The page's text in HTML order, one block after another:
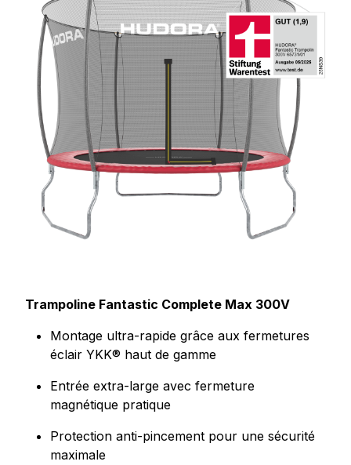
Trampoline Fantastic Complete Max 300V
Montage ultra-rapide grâce aux fermetures
éclair YKK® haut de gamme
Entrée extra-large avec fermeture
magnétique pratique
Protection anti-pincement pour une sécurité
maximale